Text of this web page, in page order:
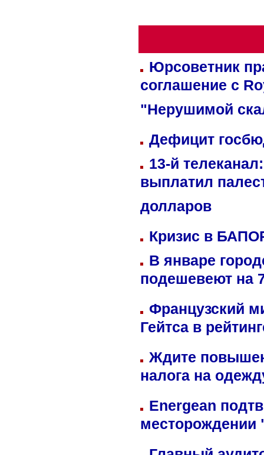
Юрсоветник
соглашение с
"Нерушимой
Дефицит
13-й
выплатил
долларов
Кризис в
В январе
подешевеют на
Французский
Гейтса в
Ждите
налога на
Energean